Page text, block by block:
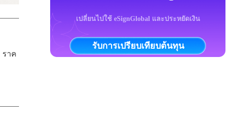
ราค
เปลี่ยนไปใช้ eSignGlobal และประหยัดเงิน
รับการเปรียบเทียบต้นทุน